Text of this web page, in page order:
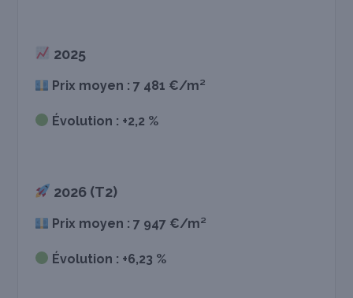
2025
Prix moyen : 7 481 €/m²
Évolution : +2,2 %
2026 (T2)
Prix moyen : 7 947 €/m²
Évolution : +6,23 %